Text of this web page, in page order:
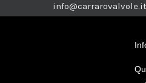
Società a socio unico